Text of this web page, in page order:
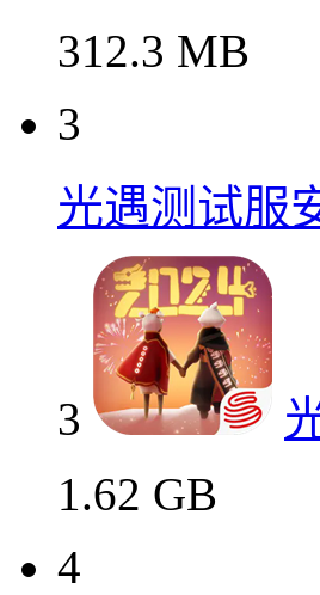
312.3 MB
3
光遇测试服
3
1.62 GB
4